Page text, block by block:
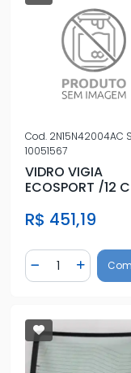
Cod. 2N15N42004AC
10051567
VIDRO VIGIA
ECOSPORT /12
R$ 451,19
Diminuir
Quantidade
Adicionar